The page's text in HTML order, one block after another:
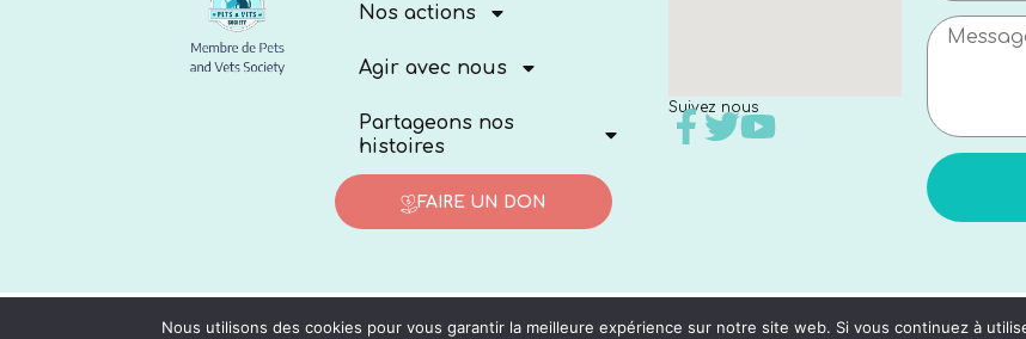
Nos actions
Agir avec nous
Partageons nos
histoires
FAIRE UN DON
Suivez nous
Nous utilisons des cookies pour vous garantir la meilleure expérience sur notre site web. Si vous continuez à